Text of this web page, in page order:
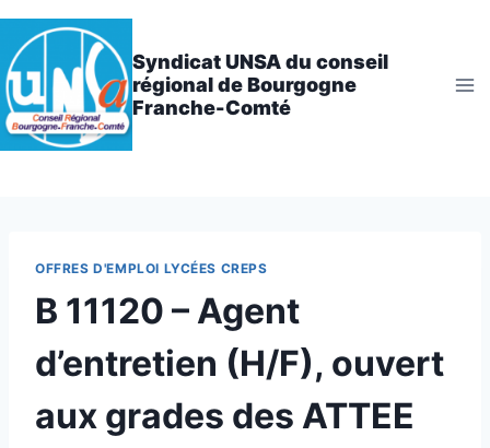
Aller
au
contenu
Syndicat UNSA du conseil
régional de Bourgogne
Franche-Comté
OFFRES D'EMPLOI LYCÉES CREPS
B 11120 – Agent
d’entretien (H/F), ouvert
aux grades des ATTEE